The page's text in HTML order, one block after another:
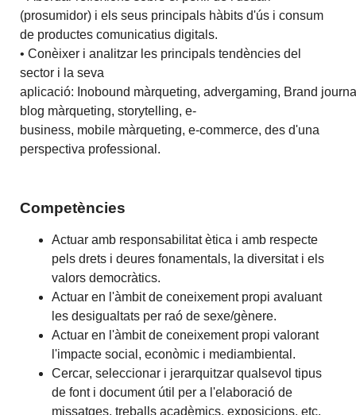
(prosumidor) i els seus principals hàbits d'ús i consum
de productes comunicatius digitals.
• Conèixer i analitzar les principals tendències del
sector i la seva
aplicació: Inobound màrqueting, advergaming, Brand
blog màrqueting, storytelling, e-
business, mobile màrqueting, e-commerce, des d'una
perspectiva professional.
Competències
Actuar amb responsabilitat ètica i amb respecte
pels drets i deures fonamentals, la diversitat i els
valors democràtics.
Actuar en l'àmbit de coneixement propi avaluant
les desigualtats per raó de sexe/gènere.
Actuar en l'àmbit de coneixement propi valorant
l'impacte social, econòmic i mediambiental.
Cercar, seleccionar i jerarquitzar qualsevol tipus
de font i document útil per a l'elaboració de
missatges, treballs acadèmics, exposicions, etc.